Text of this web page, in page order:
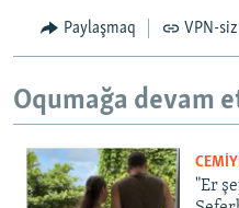
Paylaşmaq VPN-
Oqumağa devam
"Er